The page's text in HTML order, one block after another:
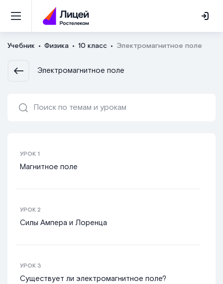
Учебник Физика 10 класс Электромагнитное поле
Электромагнитное поле
УРОК 1
Магнитное поле
УРОК 2
Силы Ампера и Лоренца
УРОК 3
Существует ли электромагнитное поле?